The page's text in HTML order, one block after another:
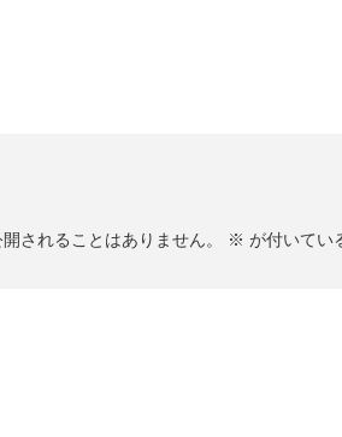
されることはありません。 ※ が付いてい